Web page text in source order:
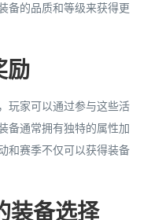
备的品质和等级来获得更
励
玩家可以通过参与这些活
备通常拥有独特的属性加
和赛季不仅可以获得装备
装备选择